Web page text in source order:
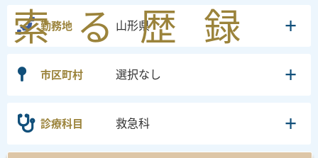
索
る
歴 録
勤務地 山形県
市区町村 選択なし
診療科目 救急科